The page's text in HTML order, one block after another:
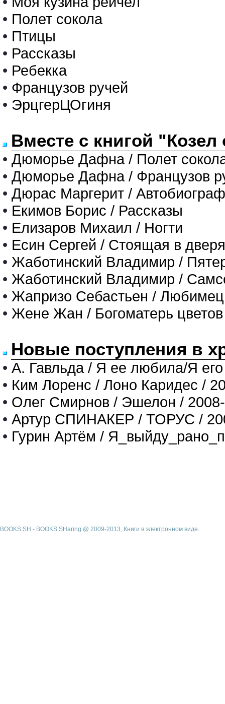
• Полет сокола
• Птицы
• Рассказы
• Ребекка
• Французов ручей
• ЭрцгерЦОгиня
Вместе с книгой
• Дюморье Дафна / Полет
• Дюморье Дафна / Французов
• Дюрас Маргерит /
• Екимов Борис / Рассказы
• Елизаров Михаил / Ногти
• Есин Сергей / Стоящая в
• Жаботинский Владимир /
• Жаботинский Владимир /
• Жапризо Себастьен /
• Жене Жан / Богоматерь цветов
Новые поступления в
• А. Гавльда / Я ее любила/Я
• Ким Лоренс / Лоно Каридес /
• Олег Смирнов / Эшелон /
• Артур СПИНАКЕР / ТОРУС /
• Гурин Артём /
BOOKS.SH - BOOKS SHaring @ 2009-2013, Книги в электронном виде.